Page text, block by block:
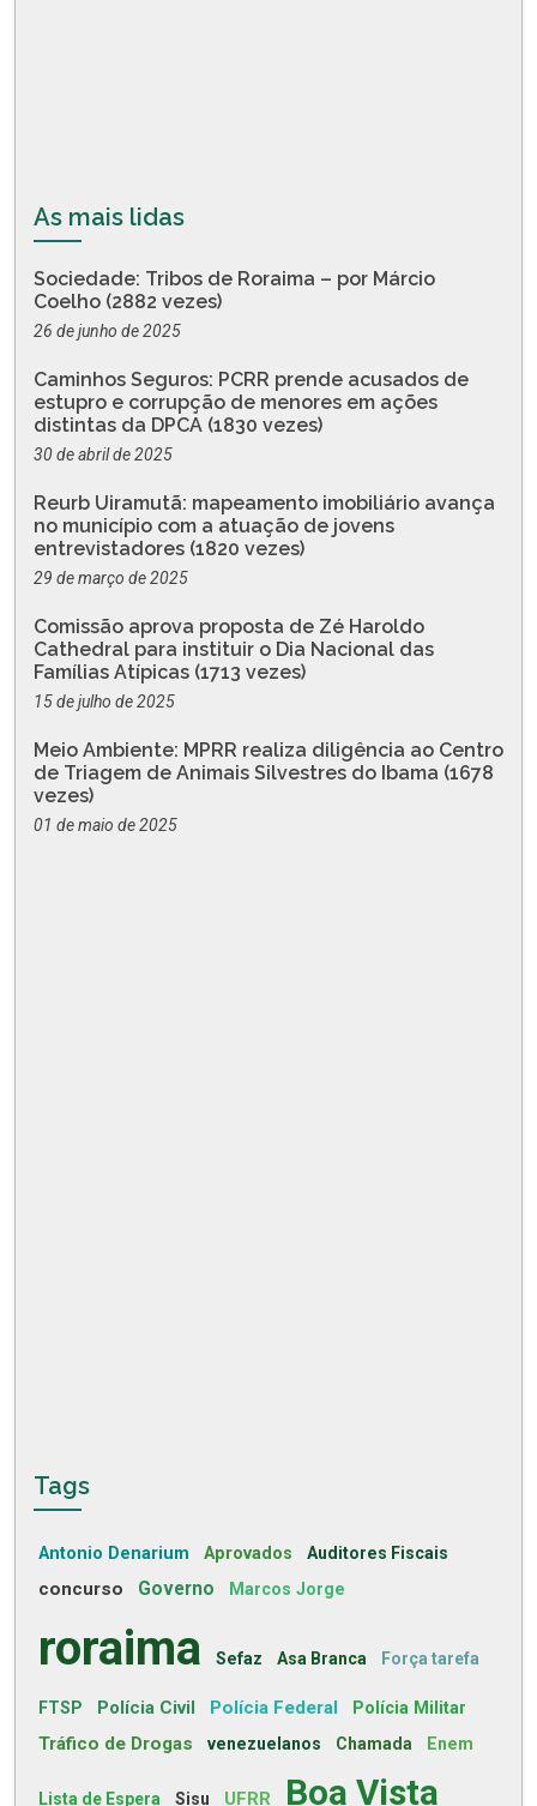
As mais lidas
Sociedade: Tribos de Roraima – por Márcio
Coelho (2882 vezes)
26 de junho de 2025
Caminhos Seguros: PCRR prende acusados de
estupro e corrupção de menores em ações
distintas da DPCA (1830 vezes)
30 de abril de 2025
Reurb Uiramutã: mapeamento imobiliário avança
no município com a atuação de jovens
entrevistadores (1820 vezes)
29 de março de 2025
Comissão aprova proposta de Zé Haroldo
Cathedral para instituir o Dia Nacional das
Famílias Atípicas (1713 vezes)
15 de julho de 2025
Meio Ambiente: MPRR realiza diligência ao Centro
de Triagem de Animais Silvestres do Ibama (1678
vezes)
01 de maio de 2025
Tags
Antonio Denarium Aprovados Auditores Fiscais
concurso Governo Marcos Jorge
roraima Sefaz Asa Branca Força tarefa
FTSP Polícia Civil Polícia Federal Polícia Militar
Tráfico de Drogas venezuelanos Chamada Enem
Lista de Espera Sisu UFRR Boa Vista